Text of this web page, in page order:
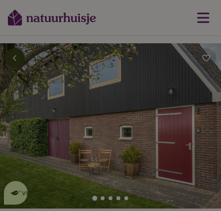
Dit natuurhuisje is eco-
vriendelijk
lees meer